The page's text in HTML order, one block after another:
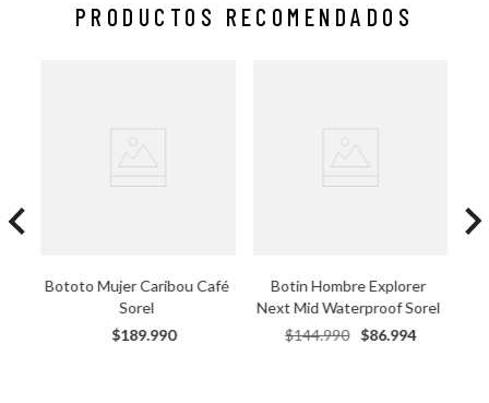
PRODUCTOS RECOMENDADOS
Bototo Mujer Caribou Café
Sorel
$189.990
Botin Hombre Explorer
Next Mid Waterproof Sorel
$144.990 $86.994